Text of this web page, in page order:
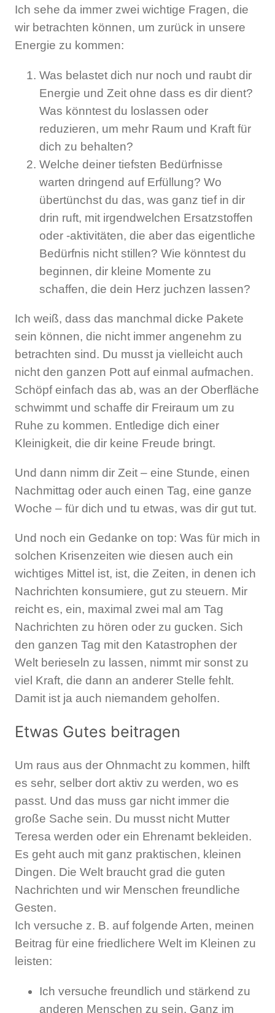
Ich sehe da immer zwei wichtige Fragen, die
wir betrachten können, um zurück in unsere
Energie zu kommen:
Was belastet dich nur noch und raubt dir
Energie und Zeit ohne dass es dir dient?
Was könntest du loslassen oder
reduzieren, um mehr Raum und Kraft für
dich zu behalten?
Welche deiner tiefsten Bedürfnisse
warten dringend auf Erfüllung? Wo
übertünchst du das, was ganz tief in dir
drin ruft, mit irgendwelchen Ersatzstoffen
oder -aktivitäten, die aber das eigentliche
Bedürfnis nicht stillen? Wie könntest du
beginnen, dir kleine Momente zu
schaffen, die dein Herz juchzen lassen?
Ich weiß, dass das manchmal dicke Pakete
sein können, die nicht immer angenehm zu
betrachten sind. Du musst ja vielleicht auch
nicht den ganzen Pott auf einmal aufmachen.
Schöpf einfach das ab, was an der Oberfläche
schwimmt und schaffe dir Freiraum um zu
Ruhe zu kommen. Entledige dich einer
Kleinigkeit, die dir keine Freude bringt.
Und dann nimm dir Zeit – eine Stunde, einen
Nachmittag oder auch einen Tag, eine ganze
Woche – für dich und tu etwas, was dir gut tut.
Und noch ein Gedanke on top: Was für mich in
solchen Krisenzeiten wie diesen auch ein
wichtiges Mittel ist, ist, die Zeiten, in denen ich
Nachrichten konsumiere, gut zu steuern. Mir
reicht es, ein, maximal zwei mal am Tag
Nachrichten zu hören oder zu gucken. Sich
den ganzen Tag mit den Katastrophen der
Welt berieseln zu lassen, nimmt mir sonst zu
viel Kraft, die dann an anderer Stelle fehlt.
Damit ist ja auch niemandem geholfen.
Etwas Gutes beitragen
Um raus aus der Ohnmacht zu kommen, hilft
es sehr, selber dort aktiv zu werden, wo es
passt. Und das muss gar nicht immer die
große Sache sein. Du musst nicht Mutter
Teresa werden oder ein Ehrenamt bekleiden.
Es geht auch mit ganz praktischen, kleinen
Dingen. Die Welt braucht grad die guten
Nachrichten und wir Menschen freundliche
Gesten.
Ich versuche z. B. auf folgende Arten, meinen
Beitrag für eine friedlichere Welt im Kleinen zu
leisten:
Ich versuche freundlich und stärkend zu
anderen Menschen zu sein. Ganz im